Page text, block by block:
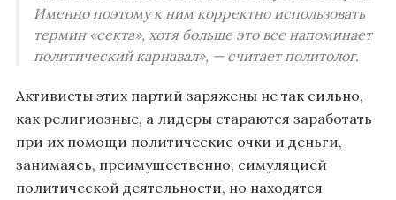
Именно поэтому к ним корректно использовать
термин «секта», хотя больше это все напоминает
политический карнавал», — считает политолог.
Активисты этих партий заряжены не так сильно,
как религиозные, а лидеры стараются заработать
при их помощи политические очки и деньги,
занимаясь, преимущественно, симуляцией
политической деятельности, но находятся